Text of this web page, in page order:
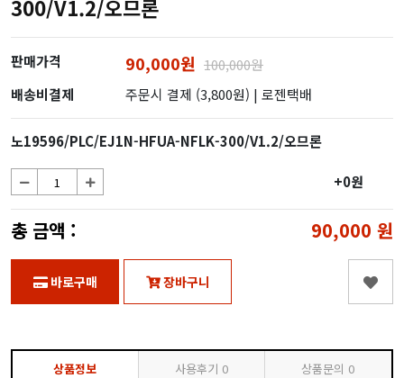
300/V1.2/오므론
판매가격 90,000원 100,000원
배송비결제
주문시 결제 (3,800원) | 로젠택배
노19596/PLC/EJ1N-HFUA-NFLK-300/V1.2/오므론
+0원
총 금액 : 90,000 원
바로구매 장바구니
상품정보 사용후기 0 상품문의 0